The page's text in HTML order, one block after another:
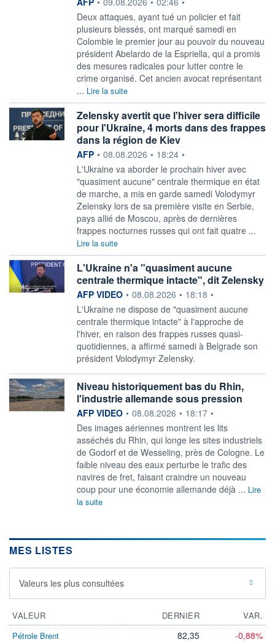
Deux attaques, ayant tué un policier et fait
plusieurs blessés, ont marqué samedi en
Colombie le premier jour au pouvoir du nouveau
président Abelardo de la Espriella, qui a promis
des mesures radicales pour lutter contre le
crime organisé. Cet ancien avocat représentant
... Lire la suite
Zelensky avertit que l'hiver sera difficile
pour l'Ukraine, 4 morts dans des frappes
dans la région de Kiev
information fournie par
AFP • 08.08.2026 • 18:24 •
L'Ukraine va aborder le prochain hiver avec
"quasiment aucune" centrale thermique en état
de marche, a mis en garde samedi Volodymyr
Zelensky lors de sa première visite en Serbie,
pays allié de Moscou, après de dernières
frappes nocturnes russes qui ont fait quatre ...
Lire la suite
L'Ukraine n'a "quasiment aucune
centrale thermique intacte", dit Zelensky
information fournie par
AFP VIDEO • 08.08.2026 • 18:18 •
L'Ukraine ne dispose de "quasiment aucune
centrale thermique intacte" à l'approche de
l'hiver, en raison des frappes russes quasi-
quotidiennes, a affirmé samedi à Belgrade son
président Volodymyr Zelensky.
Niveau historiquement bas du Rhin,
l'industrie allemande sous pression
information fournie par
AFP VIDEO • 08.08.2026 • 18:17 •
Des images aériennes montrent les lits
asséchés du Rhin, qui longe les sites industriels
de Godorf et de Wesseling, près de Cologne. Le
faible niveau des eaux perturbe le trafic des
navires de fret, faisant craindre un nouveau
coup pour une économie allemande déjà ... Lire
la suite
MES LISTES
Valeurs les plus consultées
VALEUR DERNIER
VAR.
Pétrole Brent
82,35 -0,88%